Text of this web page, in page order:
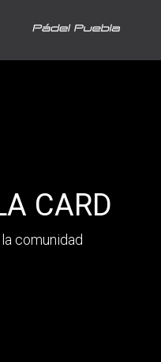
CARD
comunidad